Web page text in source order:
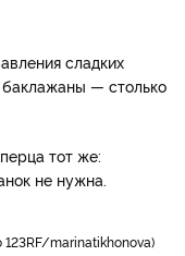
сладких
— столько
тот же:
не нужна.
123RF/marinatikhonova)